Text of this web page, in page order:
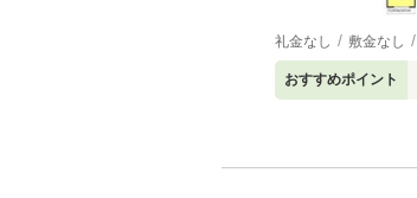
礼金なし 敷金なし
おすすめポイント